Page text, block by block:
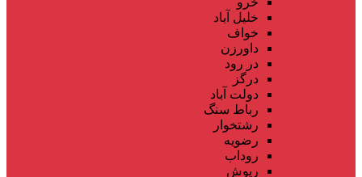
خلیل آباد
خواف
داورزن
در رود
درگز
دولت آباد
رباط سنگ
رشتخوار
رضویه
روداب
ریوش